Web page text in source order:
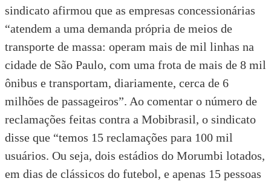
sindicato afirmou que as empresas concessionárias
“atendem a uma demanda própria de meios de
transporte de massa: operam mais de mil linhas na
cidade de São Paulo, com uma frota de mais de 8 mil
ônibus e transportam, diariamente, cerca de 6
milhões de passageiros”. Ao comentar o número de
reclamações feitas contra a Mobibrasil, o sindicato
disse que “temos 15 reclamações para 100 mil
usuários. Ou seja, dois estádios do Morumbi lotados,
em dias de clássicos do futebol, e apenas 15 pessoas